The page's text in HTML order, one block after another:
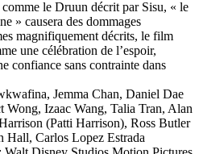
le Druun décrit par Sisu, « le
» causera des dommages
magnifiquement décrits, le film
une célébration de l’espoir,
confiance sans contrainte dans
Jemma Chan, Daniel Dae
Izaac Wang, Talia Tran, Alan
(Patti Harrison), Ross Butler
Hall, Carlos Lopez Estrada